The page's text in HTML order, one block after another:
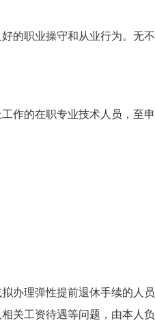
职业操守和从业行为。无
的在职专业技术人员，至
理弹性提前退休手续的人
关工资待遇等问题，由本人负